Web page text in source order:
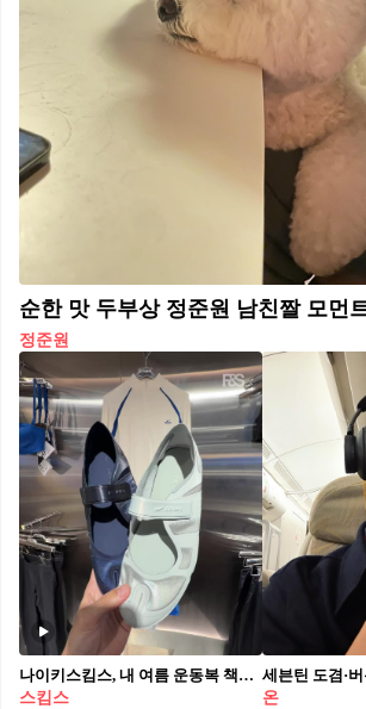
순한 맛 두부상 정준원 남친짤 모먼
정준원
나이키스킴스, 내 여름 운동복 책임져🏃‍♀️
스킴스
온